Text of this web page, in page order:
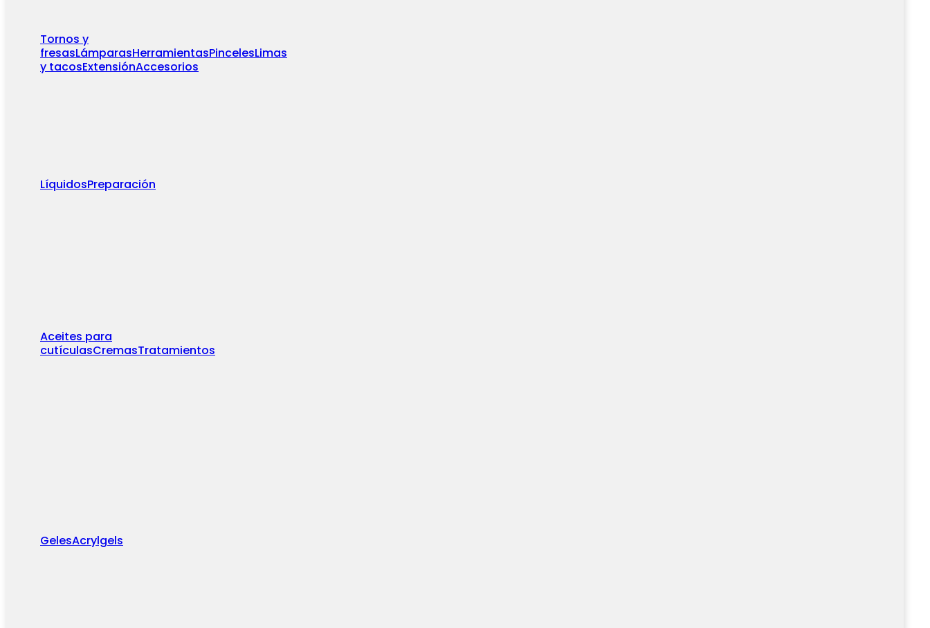
Tornos y
fresasLámparasHerramientasPincelesLimas
y tacosExtensiónAccesorios
LíquidosPreparación
Aceites para
cutículasCremasTratamientos
GelesAcrylgels